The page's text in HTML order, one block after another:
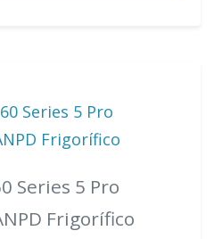
Series 5 Pro
Frigorífico